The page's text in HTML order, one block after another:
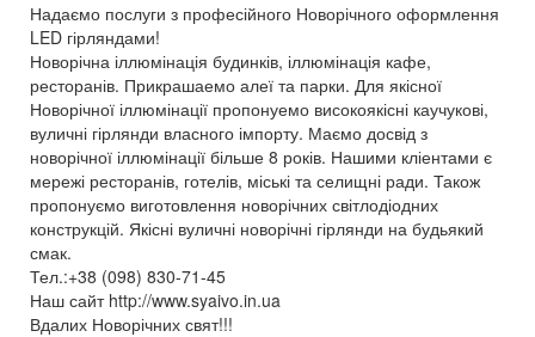
Надаємо послуги з професійного Новорічного оформлення
LED гірляндами!
Новорічна іллюмінація будинків, іллюмінація кафе,
ресторанів. Прикрашаемо алеї та парки. Для якісної
Новорічної іллюмінації пропонуемо високоякісні каучукові,
вуличні гірлянди власного імпорту. Маємо досвід з
новорічної іллюмінації більше 8 років. Нашими кліентами є
мережі ресторанів, готелів, міські та селищні ради. Також
пропонуємо виготовлення новорічних світлодіодних
конструкцій. Якісні вуличні новорічні гірлянди на будьякий
смак.
Тел.:+38 (098) 830-71-45
Наш сайт http://www.syaivo.in.ua
Вдалих Новорічних свят!!!